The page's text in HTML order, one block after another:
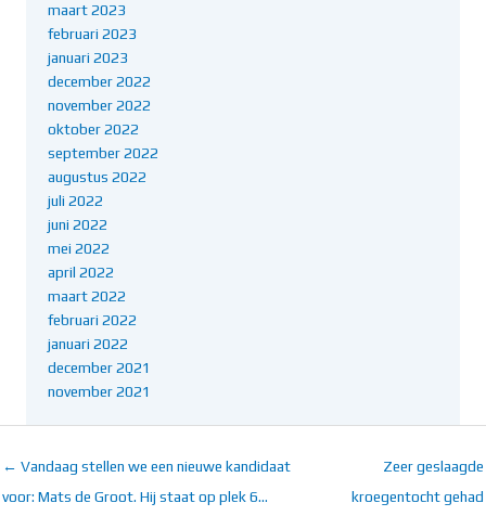
maart 2023
februari 2023
januari 2023
december 2022
november 2022
oktober 2022
september 2022
augustus 2022
juli 2022
juni 2022
mei 2022
april 2022
maart 2022
februari 2022
januari 2022
december 2021
november 2021
← Vandaag stellen we een nieuwe kandidaat
voor: Mats de Groot. Hij staat op plek 6…
Zeer geslaagde
kroegentocht gehad